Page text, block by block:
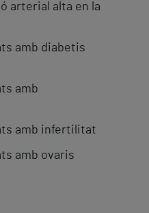
arterial alta en la
amb diabetis
amb
amb infertilitat
amb ovaris